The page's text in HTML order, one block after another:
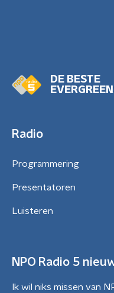
DE BESTE
Radio
Programmering
Presentatoren
Luisteren
NPO Radio 5
Ik wil niks missen van